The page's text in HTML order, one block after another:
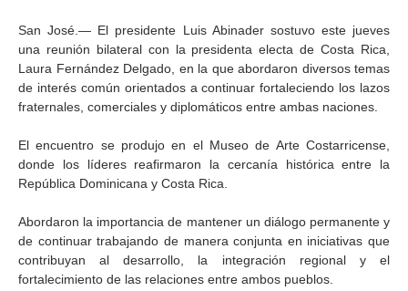
San José.— El presidente Luis Abinader sostuvo este jueves
una reunión bilateral con la presidenta electa de Costa Rica,
Laura Fernández Delgado, en la que abordaron diversos temas
de interés común orientados a continuar fortaleciendo los lazos
fraternales, comerciales y diplomáticos entre ambas naciones.
El encuentro se produjo en el Museo de Arte Costarricense,
donde los líderes reafirmaron la cercanía histórica entre la
República Dominicana y Costa Rica.
Abordaron la importancia de mantener un diálogo permanente y
de continuar trabajando de manera conjunta en iniciativas que
contribuyan al desarrollo, la integración regional y el
fortalecimiento de las relaciones entre ambos pueblos.